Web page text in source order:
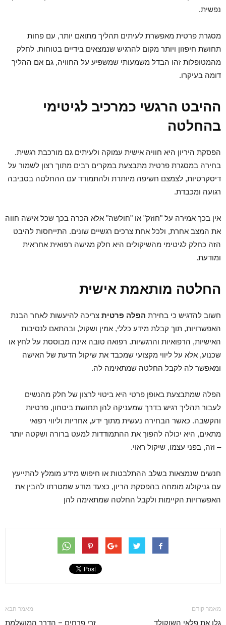
נפשית.
מסגרת פרטית מאפשרת לעיתים תהליך מתואם יותר, עם פחות
תחושת חיפזון ויותר מקום להרגיש שנמצאים בידיים בטוחות. לחלק
מהמטופלות זהו הבדל משמעותי שמשפיע על החוויה, גם אם ההליך
דומה בעיקרו.
ההיבט הרגשי כמרכיב לגיטימי
בהחלטה
הפסקת היריון היא חוויה אישית עמוקה ולעיתים גם מורכבת רגשית.
בחירה במסגרת פרטית מתבצעת במקרים רבים מתוך רצון לשמור על
דיסקרטיות, לצמצם חשיפה מיותרת ולהתמודד עם ההחלטה בסביבה
רגועה ומכבדת.
אין בכך אמירה על "חוזק" או "חולשה" אלא הכרה בכך שכל אישה חווה
את המצב אחרת, ולכל אחת צרכים רגשיים שונים. התייחסות להיבט
הזה כחלק לגיטימי מהשיקולים היא חלק מגישה רפואית אחראית
ומודעת.
החלטה מותאמת אישית
חשוב להדגיש כי בחירת הפלה פרטית צריכה להיעשות לאחר הבנת
האפשרויות, תוך קבלת מידע כללי, אמין ושקול, ובהתאם לנסיבות
האישיות, הרפואיות והרגשיות. רפואה טובה אינה מבוססת על לחץ או
שכנוע, אלא על ליווי מקצועי שמכבד את שיקול הדעת של האישה
ומאפשר לה לקבל החלטה שמתאימה לה.
הפלה שמתבצעת באופן פרטי היא ביטוי לרצון של חלק מהנשים
לעבור תהליך רגיש בדרך שמעניקה להן תחושת ביטחון, פרטיות
והקשבה. כאשר הבחירה נעשית מתוך ידע, אחריות וליווי רפואי
מתאים, היא יכולה להפוך את ההתמודדות למעט ברורה ושקטה יותר
– וזה, בפני עצמו, שיקול ראוי.
חנשים שנמצאות בשלב ההתלבטות או חיפוש מידע מומלץ להתייעץ
עם גניקולוג מומחה בהפסקת הריון, כצעד מודע שמטרתו להבין את
האפשרויות הקיימות ולקבל החלטה שמתאימה להן
מאמר קודם
גלו את פלאי השוקולד
מאמר הבא
זרי פרחים – הדרך המושלמת